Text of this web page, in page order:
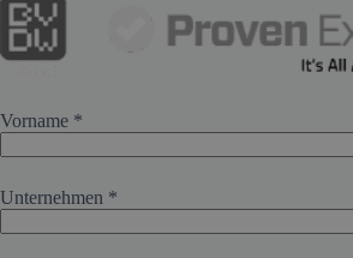
Vorname *
Unternehmen *